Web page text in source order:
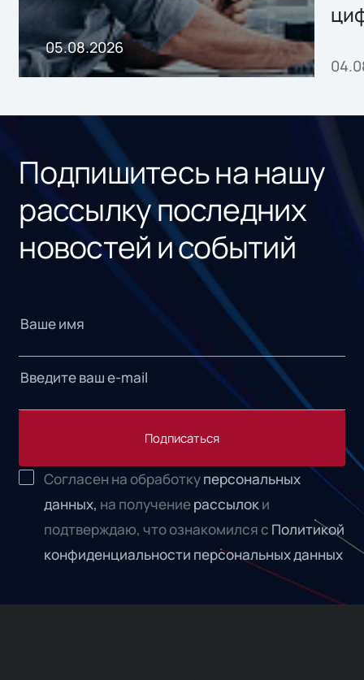
05.08.2026
Подпишитесь на нашу
рассылку последних
новостей и событий
Подписаться
Согласен на обработкуперсональных
данных, на получениерассылоки
подтверждаю, что ознакомился с Политикой
конфиденциальности персональных данных